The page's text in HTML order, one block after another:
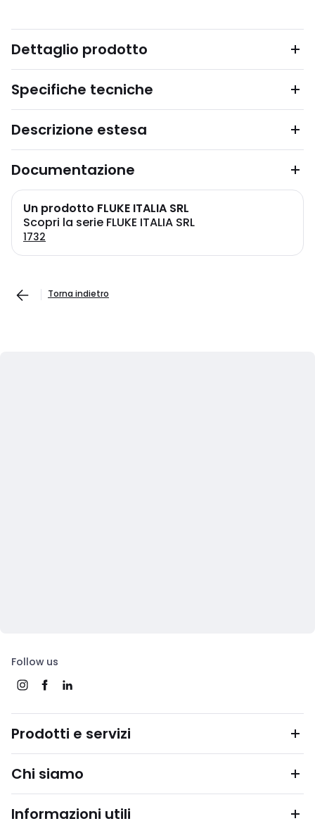
Dettaglio prodotto
Specifiche tecniche
Descrizione estesa
Documentazione
Un prodotto FLUKE ITALIA SRL
Scopri la serie FLUKE ITALIA SRL
1732
Torna indietro
Follow us
Prodotti e servizi
Chi siamo
Informazioni utili